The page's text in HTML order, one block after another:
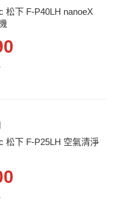
松下 F-P40LH nanoeX
松下 F-P25LH 空氣清淨